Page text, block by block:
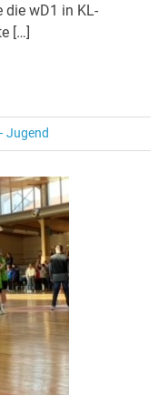
wD1 in KL-
[…]
Jugend